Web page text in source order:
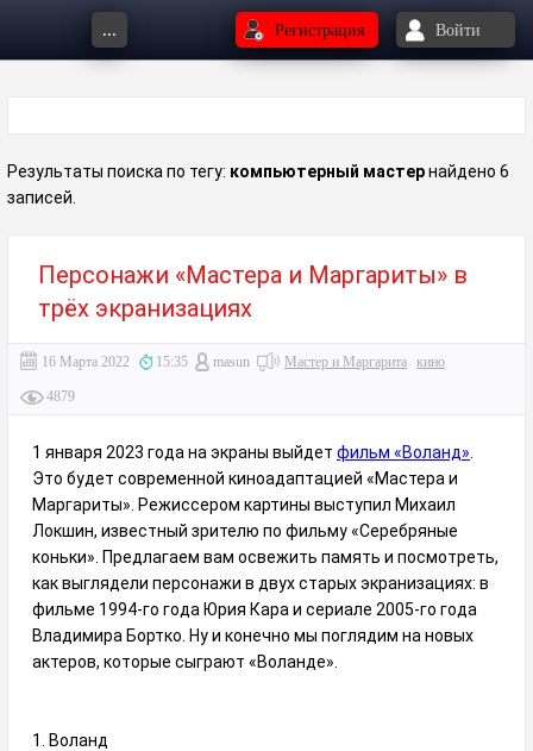
... Регистрация Войти
Результаты поиска по тегу: компьютерный мастернайдено 6
записей.
Персонажи «Мастера и Маргариты» в
трёх экранизациях
16 Марта 2022 15:35 masun Мастер и Маргарита кино
4879
1 января 2023 года на экраны выйдет фильм «Воланд»
Это будет современной киноадаптацией «Мастера и
Маргариты». Режиссером картины выступил Михаил
Локшин, известный зрителю по фильму «Серебряные
коньки». Предлагаем вам освежить память и посмотреть,
как выглядели персонажи в двух старых экранизациях: в
фильме 1994-го года Юрия Кара и сериале 2005-го года
Владимира Бортко. Ну и конечно мы поглядим на новых
актеров, которые сыграют «Воланде».
1. Воланд